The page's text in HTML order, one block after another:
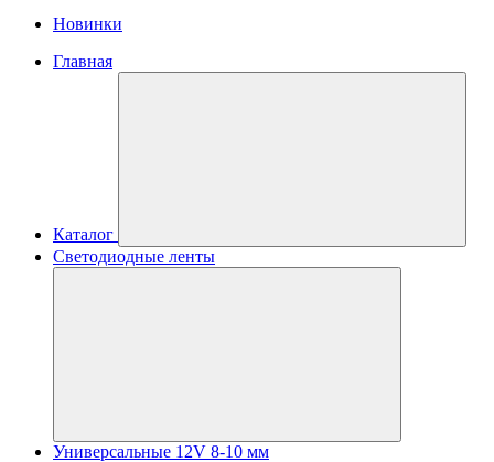
Новинки
Главная
Каталог
Светодиодные ленты
Универсальные 12V 8-10 мм